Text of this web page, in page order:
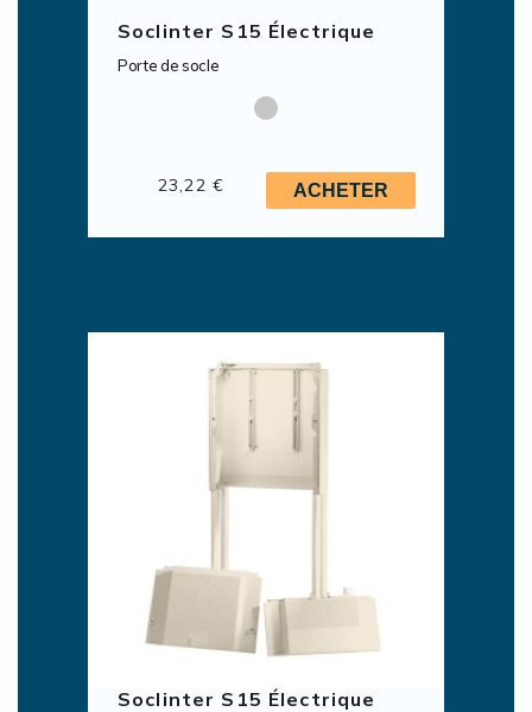
Soclinter S15 Électrique
Porte de socle
23,22 € ACHETER
Soclinter S15 Électrique